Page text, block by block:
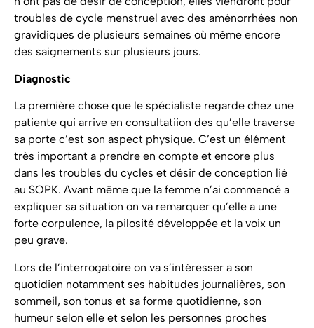
troubles de cycle menstruel avec des aménorrhées non
gravidiques de plusieurs semaines où même encore
des saignements sur plusieurs jours.
Diagnostic
La première chose que le spécialiste regarde chez une
patiente qui arrive en consultatiion des qu’elle traverse
sa porte c’est son aspect physique. C’est un élément
très important a prendre en compte et encore plus
dans les troubles du cycles et désir de conception lié
au SOPK. Avant même que la femme n’ai commencé a
expliquer sa situation on va remarquer qu’elle a une
forte corpulence, la pilosité développée et la voix un
peu grave.
Lors de l’interrogatoire on va s’intéresser a son
quotidien notamment ses habitudes journalières, son
sommeil, son tonus et sa forme quotidienne, son
humeur selon elle et selon les personnes proches